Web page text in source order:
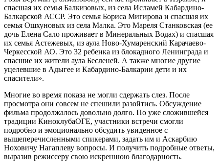
спасшая их семья Балкизовых, из села Исламей Кабардино-
Балкарской АССР. Это семья Бориса Мигирова и спасшая их
семья Ошхуновых из села Малка. Это Мареля Станковская (ее
дочь Елена Сало проживает в Минеральных Водах) и спасшая
их семья Астежевых, из аула Ново-Хумаренский Карачаево-
Черкесской АО. Это 32 ребенка из блокадного Ленинграда и
спасшие их жители аула Бесленей. А также многие другие
уцелевшие в Адыгее и Кабардино-Балкарии дети и их
спасители».
Многие во время показа не могли сдержать слез. После
просмотра они совсем не спешили разойтись. Обсуждение
фильма продолжалось довольно долго. По уже сложившейся
традиции КиноклубаОГЕ, участники встречи смогли
подробно и эмоционально обсудить увиденное с
вышеперечисленными спикерами, задать им и Аскарбию
Ноховичу Нагаплеву вопросы. И получить подробные ответы,
выразив режиссеру свою искреннюю благодарность.